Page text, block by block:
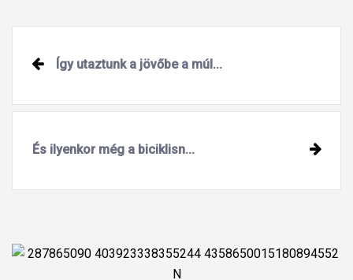
Post
navigation
Így utaztunk a jövőbe a múl...
És ilyenkor még a biciklisn...